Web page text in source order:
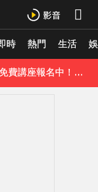
時 熱門 生活
大小事！
《理財達人秀》X 安聯投信免費講座報名中！搶先卡位 2027
大小事！